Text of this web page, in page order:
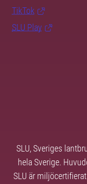
TikTok
SLU Play
SLU, Sveriges
hela Sverige.
SLU är